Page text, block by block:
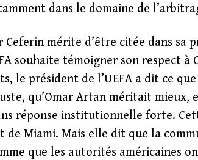
dans le domaine de
Ceferin mérite d’être citée dans
souhaite témoigner son respect à
le président de l’UEFA a dit ce
qu’Omar Artan méritait
réponse institutionnelle forte.
de Miami. Mais elle dit que la
que les autorités américaines